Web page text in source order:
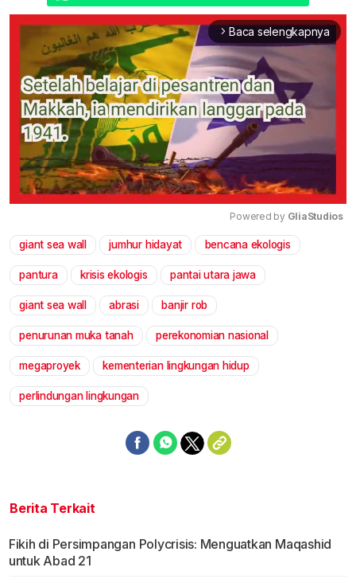
arrow_forward_ios Baca selengkapnya
Mute
Powered by GliaStudios
giant sea wall jumhur hidayat bencana ekologis
pantura krisis ekologis pantai utara jawa
giant sea wall abrasi banjir rob
penurunan muka tanah perekonomian nasional
megaproyek kementerian lingkungan hidup
perlindungan lingkungan
Berita Terkait
Fikih di Persimpangan Polycrisis: Menguatkan Maqashid
untuk Abad 21